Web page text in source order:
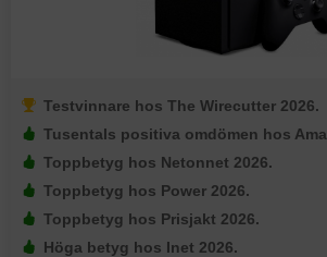
Testvinnare hos The Wirecutter 2026.
Tusentals positiva omdömen hos
Toppbetyg hos Netonnet 2026.
Toppbetyg hos Power 2026.
Toppbetyg hos Prisjakt 2026.
Höga betyg hos Inet 2026.